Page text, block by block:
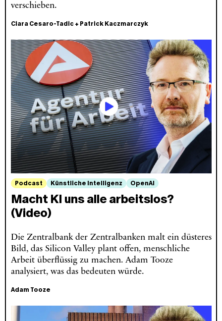
verschieben.
Ciara Cesaro-Tadic+ Patrick Kaczmarczyk
Podcast Künstliche Intelligenz OpenAI
Macht KI uns alle arbeitslos?
(Video)
Die Zentralbank der Zentralbanken malt ein düsteres
Bild, das Silicon Valley plant offen, menschliche
Arbeit überflüssig zu machen. Adam Tooze
analysiert, was das bedeuten würde.
Adam Tooze